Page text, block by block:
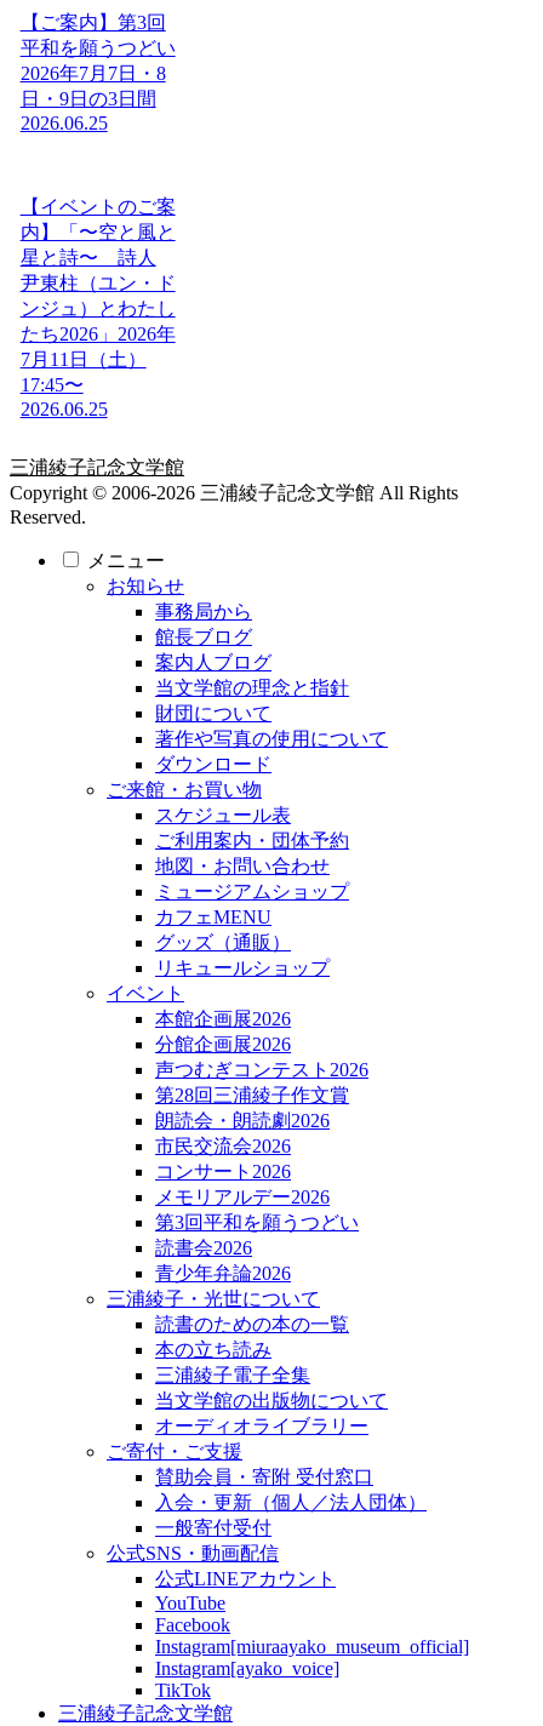
【ご案内】第3回
平和を願うつどい
2026年7月7日・8
日・9日の3日間
2026.06.25
【イベントのご案
内】「〜空と風と
星と詩〜 詩人
尹東柱（ユン・ド
ンジュ）とわたし
たち2026」2026年
7月11日（土）
17:45〜
2026.06.25
三浦綾子記念文学館
Copyright © 2006-2026 三浦綾子記念文学館 All Rights
Reserved.
メニュー
お知らせ
事務局から
館長ブログ
案内人ブログ
当文学館の理念と指針
財団について
著作や写真の使用について
ダウンロード
ご来館・お買い物
スケジュール表
ご利用案内・団体予約
地図・お問い合わせ
ミュージアムショップ
カフェMENU
グッズ（通販）
リキュールショップ
イベント
本館企画展2026
分館企画展2026
声つむぎコンテスト2026
第28回三浦綾子作文賞
朗読会・朗読劇2026
市民交流会2026
コンサート2026
メモリアルデー2026
第3回平和を願うつどい
読書会2026
青少年弁論2026
三浦綾子・光世について
読書のための本の一覧
本の立ち読み
三浦綾子電子全集
当文学館の出版物について
オーディオライブラリー
ご寄付・ご支援
賛助会員・寄附 受付窓口
入会・更新（個人／法人団体）
一般寄付受付
公式SNS・動画配信
公式LINEアカウント
YouTube
Facebook
Instagram[miuraayako_museum_official]
Instagram[ayako_voice]
TikTok
三浦綾子記念文学館